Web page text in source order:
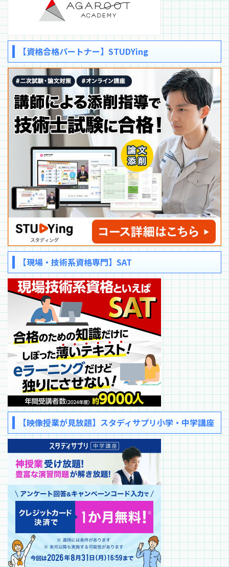
【資格合格パートナー】STUDYing
【現場・技術系資格専門】SAT
【映像授業が見放題】スタディサプリ小学・中学講座